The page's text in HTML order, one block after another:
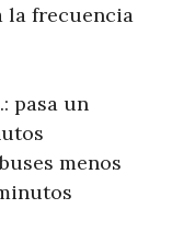
la frecuencia
pasa un
menos